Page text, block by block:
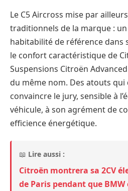
Le C5 Aircross mise par
traditionnels de la marque :
habitabilité de référence dans
le confort caractéristique de
Suspensions Citroën
du même nom. Des atouts
convaincre le jury, sensible à
véhicule, à son agrément de
efficience énergétique.
📖 Lire aussi :
Citroën montrera sa 2CV
de Paris pendant que